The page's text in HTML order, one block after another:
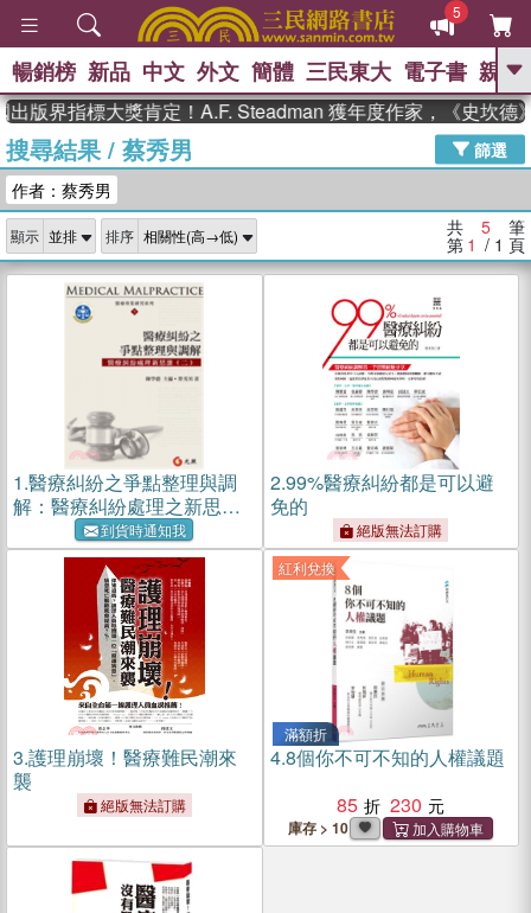
5
GO
高希均教授回憶錄
、 The Odyssey 、 父親節 、 如果歷
獎 臺灣漫遊錄 、 方念華 、 台灣的李
登輝時代
數學女孩：黎曼猜想 、
偉大的迷走神經
暢銷榜 新品 中文 外文 簡體 三民東大 電子書 親子
版界指標大獎肯定！A.F. Steadman 獲年度作家，《史坎德
搜尋結果/ 蔡秀男
篩選
作者：蔡秀男
顯示 排序 共 5 筆
第 1 / 1 頁
1.醫療糾紛之爭點整理與調
解：醫療糾紛處理之新思維
到貨時通知我
2.99%醫療糾紛都是可以避
免的
絕版無法訂購
3.護理崩壞！醫療難民潮來
襲
絕版無法訂購
紅利兌換
滿額折
4.8個你不可不知的人權議題
85
230
庫存 > 10